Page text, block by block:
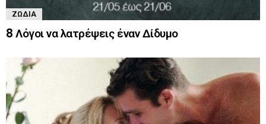
ΖΏΔΙΑ
8 Λόγοι να λατρέψεις έναν Δίδυμο